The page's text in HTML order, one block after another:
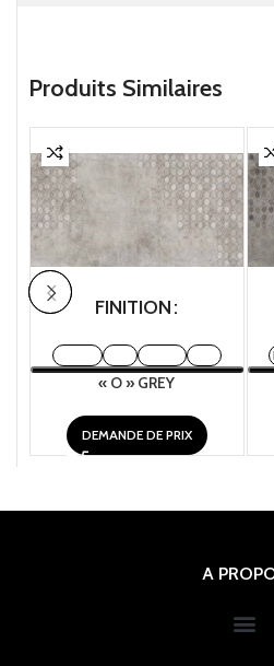
Produits Similaires
FINITION
« O » GREY
DEMANDE DE PRIX
A